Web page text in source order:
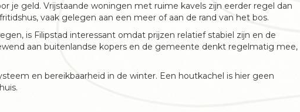
je geld. Vrijstaande woningen met ruime kavels zijn eerder regel dan
vaak gelegen aan een meer of aan de rand van het bos.
is Filipstad interessant omdat prijzen relatief stabiel zijn en de
aan buitenlandse kopers en de gemeente denkt regelmatig mee,
en bereikbaarheid in de winter. Een houtkachel is hier geen